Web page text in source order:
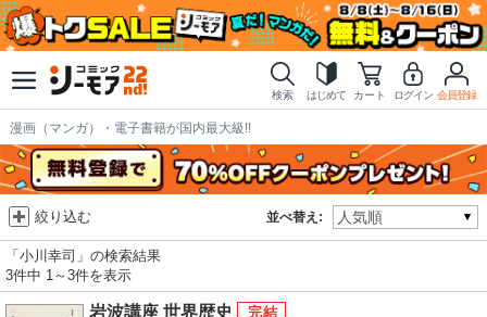
検索 はじめて カート ログイン 会員登録
漫画（マンガ）・電子書籍が国内最大級!!
並べ替え:
絞り込む
「小川幸司」の検索結果
3件中 1～3件を表示
岩波講座 世界歴史